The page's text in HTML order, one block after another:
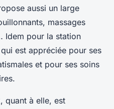
aussi un large
massages
Idem pour la station
est appréciée pour ses
et pour ses soins
quant à elle, est